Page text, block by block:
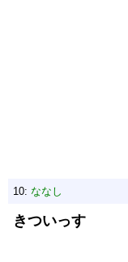
10: ななし
きついっす